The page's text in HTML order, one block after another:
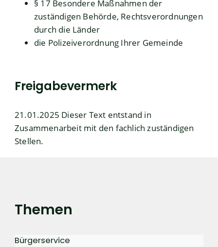
§ 17 Besondere Maßnahmen der
zuständigen Behörde, Rechtsverordnungen
durch die Länder
die Polizeiverordnung Ihrer Gemeinde
Freigabevermerk
21.01.2025 Dieser Text entstand in
Zusammenarbeit mit den fachlich zuständigen
Stellen.
Themen
Bürgerservice